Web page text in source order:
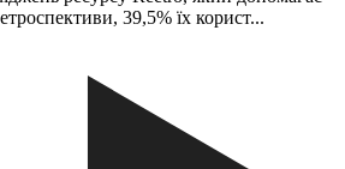
39,5% їх корист...